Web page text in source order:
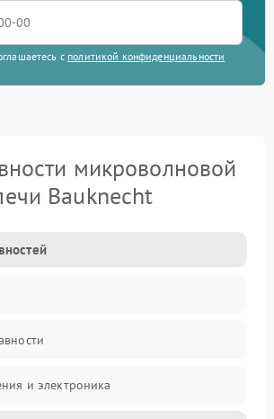
с политикой конфиденциальности
микроволновой
Bauknecht
и электроника